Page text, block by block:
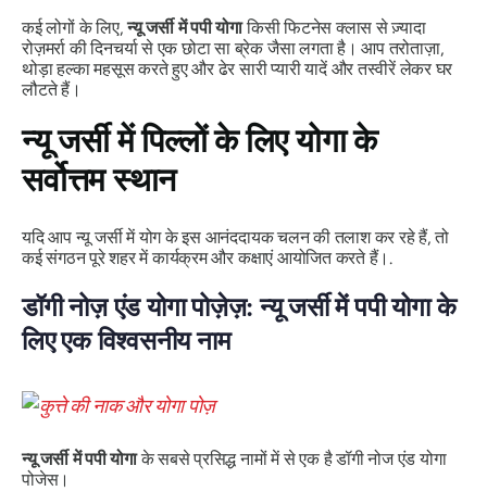
कई लोगों के लिए,न्यू जर्सी में पपी योगाकिसी फिटनेस क्लास से ज़्यादा
रोज़मर्रा की दिनचर्या से एक छोटा सा ब्रेक जैसा लगता है। आप तरोताज़ा,
थोड़ा हल्का महसूस करते हुए और ढेर सारी प्यारी यादें और तस्वीरें लेकर घर
लौटते हैं।
न्यू जर्सी में पिल्लों के लिए योगा के
सर्वोत्तम स्थान
यदि आप न्यू जर्सी में योग के इस आनंददायक चलन की तलाश कर रहे हैं, तो
कई संगठन पूरे शहर में कार्यक्रम और कक्षाएं आयोजित करते हैं।.
डॉगी नोज़ एंड योगा पोज़ेज़: न्यू जर्सी में पपी योगा के
लिए एक विश्वसनीय नाम
न्यू जर्सी में पपी योगाके सबसे प्रसिद्ध नामों में से एक है डॉगी नोज एंड योगा
पोजेस।